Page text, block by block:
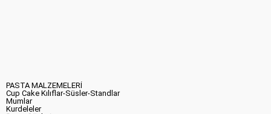
PASTA MALZEMELERİ
Cup Cake Kılıflar-Süsler-Standlar
Mumlar
Kurdeleler